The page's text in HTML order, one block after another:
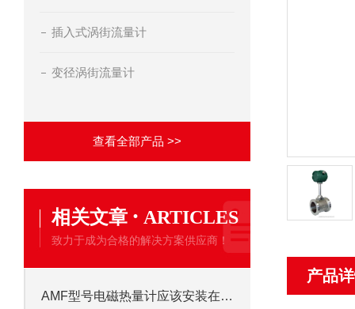
插入式涡街流量计
变径涡街流量计
查看全部产品 >>
相关文章 · ARTICLES
致力于成为合格的解决方案供应商！
AMF型号电磁热量计应该安装在供水还是回水管道
产品